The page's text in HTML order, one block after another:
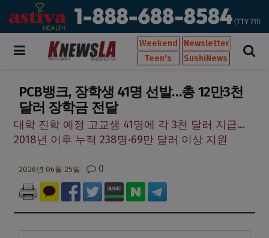
Weekend
Newsletter
Teen's
SushiNews
PCB뱅크, 장학생 41명 선발…총 12만3천
달러 장학금 전달
대학 진학 예정 고교생 41명에 각 3천 달러 지급…
2018년 이후 누적 238명·69만 달러 이상 지원
2026년 06월 25일 0